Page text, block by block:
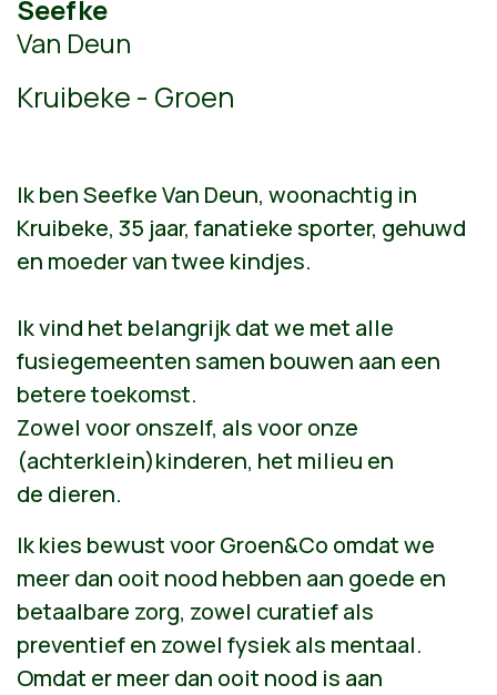
Seefke
Van Deun
Kruibeke - Groen
Ik ben Seefke Van Deun, woonachtig in
Kruibeke, 35 jaar, fanatieke sporter, gehuwd
en moeder van twee kindjes.
Ik vind het belangrijk dat we met alle
fusiegemeenten samen bouwen aan een
betere toekomst.
Zowel voor onszelf, als voor onze
(achterklein)kinderen, het milieu en
de dieren.
Ik kies bewust voor Groen&Co omdat we
meer dan ooit nood hebben aan goede en
betaalbare zorg, zowel curatief als
preventief en zowel fysiek als mentaal.
Omdat er meer dan ooit nood is aan